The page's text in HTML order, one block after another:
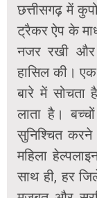
छत्तीसगढ़ में
ट्रैकर ऐप के
नजर रखी और
हासिल की।
बारे में
लाता है।
सुनिश्चित
महिला
साथ ही, हर